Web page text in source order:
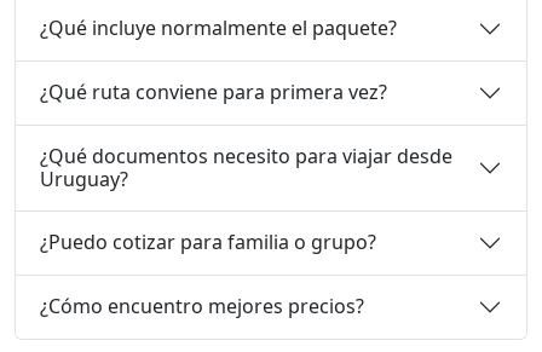
¿Qué incluye normalmente el paquete?
¿Qué ruta conviene para primera vez?
¿Qué documentos necesito para viajar desde
Uruguay?
¿Puedo cotizar para familia o grupo?
¿Cómo encuentro mejores precios?